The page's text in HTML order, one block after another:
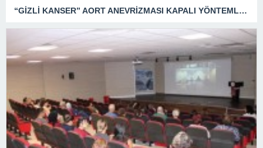
“GİZLİ KANSER” AORT ANEVRİZMASI KAPALI YÖNTEMLE TEDAVİ EDİLDİ